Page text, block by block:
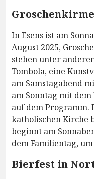
In Esens ist am
August 2025,
stehen unter
Tombola, eine
am Samstagabend
am Sonntag mit
auf dem Programm.
katholischen Kirche
beginnt am
dem Familientag, um
Bierfest in